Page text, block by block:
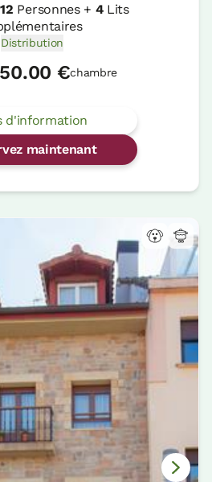
12 Personnes + 4Lits
Distribution
50.00 €chambre
d'information
maintenant